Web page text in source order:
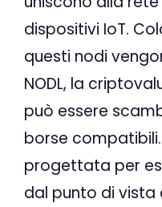
dispositivi IoT.
questi nodi
NODL, la
può essere
borse
progettata per
dal punto di vista